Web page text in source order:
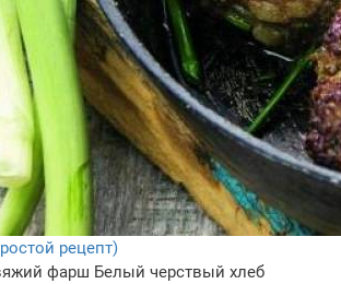
рецепт)
фарш Белый черствый хлеб